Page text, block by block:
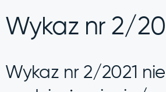
Wykaz nr 2/
Wykaz nr 2/2021